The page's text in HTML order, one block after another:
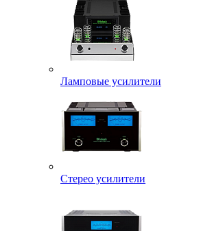
Ламповые усилители
Стерео усилители